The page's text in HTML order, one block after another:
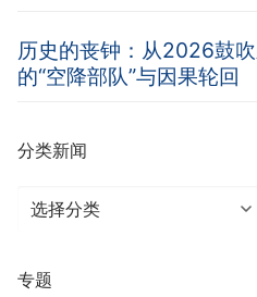
历史的丧钟：从2026鼓
的“空降部队”与因果轮回
分类新闻
分
闻
专题